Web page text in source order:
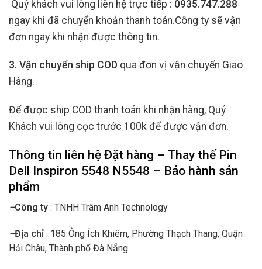
Quý khách vui lòng liên hệ trực tiếp : 0935.747.288
ngay khi đã chuyển khoản thanh toán.Công ty sẽ vận
đơn ngay khi nhận được thông tin.
3. Vận chuyển ship COD qua đơn vị vận chuyển Giao
Hàng.
Để được ship COD thanh toán khi nhận hàng, Quý
Khách vui lòng cọc trước 100k để được vận đơn.
Thông tin liên hệ Đặt hàng – Thay thế Pin
Dell Inspiron 5548 N5548 – Bảo hành sản
phẩm
–Công ty : TNHH Trâm Anh Technology
–Địa chỉ : 185 Ông Ích Khiêm, Phường Thạch Thang, Quận
Hải Châu, Thành phố Đà Nẵng